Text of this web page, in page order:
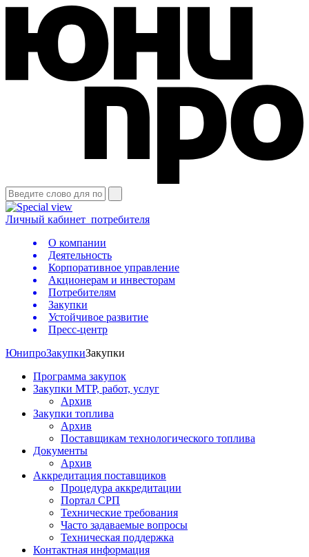
Личный кабинет потребителя
О компании
Деятельность
Корпоративное управление
Акционерам и инвесторам
Потребителям
Закупки
Устойчивое развитие
Пресс-центр
ЮнипроЗакупкиЗакупки
Программа закупок
Закупки МТР, работ, услуг
Архив
Закупки топлива
Архив
Поставщикам технологического топлива
Документы
Архив
Аккредитация поставщиков
Процедура аккредитации
Портал СРП
Технические требования
Часто задаваемые вопросы
Техническая поддержка
Контактная информация